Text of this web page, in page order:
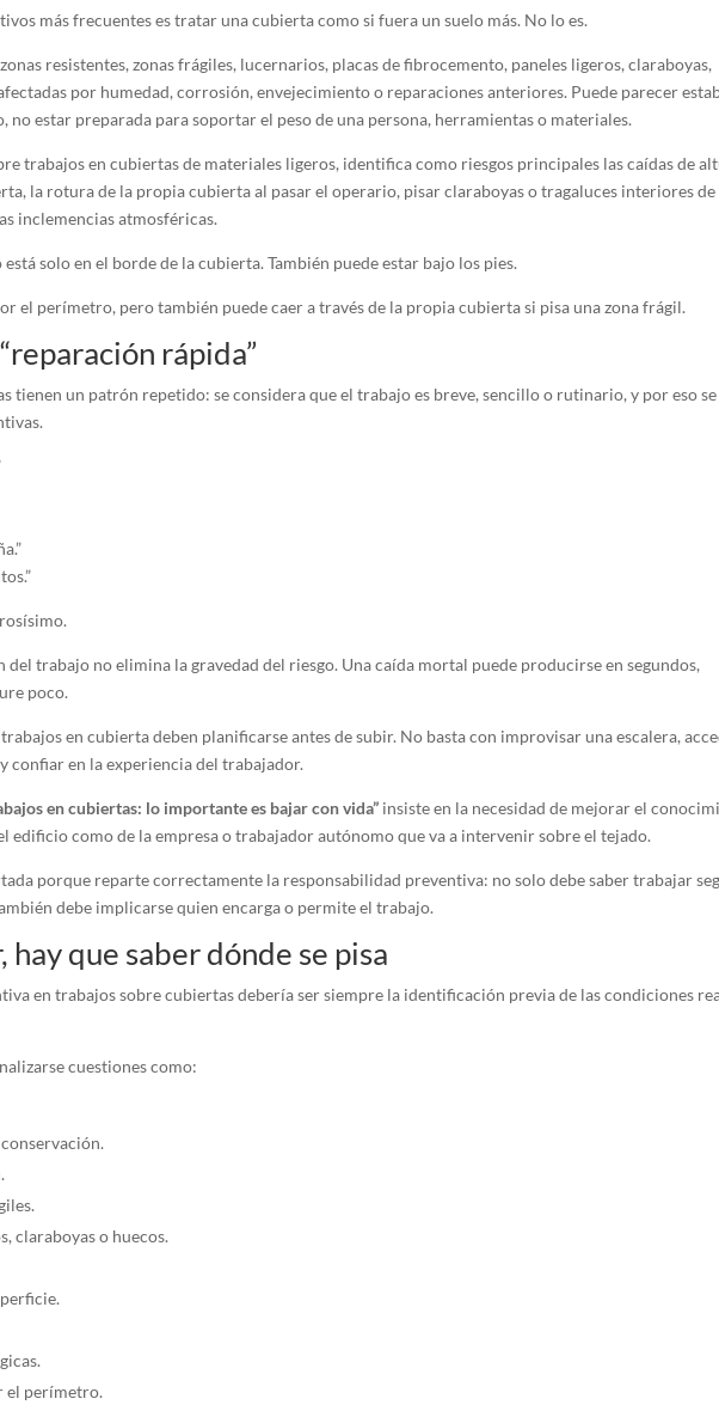
más frecuentes es tratar una cubierta como si fuera un suelo más. No lo es.
resistentes, zonas frágiles, lucernarios, placas de fibrocemento, paneles ligeros, claraboyas,
por humedad, corrosión, envejecimiento o reparaciones anteriores. Puede parecer
no estar preparada para soportar el peso de una persona, herramientas o materiales.
trabajos en cubiertas de materiales ligeros, identifica como riesgos principales las caídas de
la rotura de la propia cubierta al pasar el operario, pisar claraboyas o tragaluces interiores de
inclemencias atmosféricas.
solo en el borde de la cubierta. También puede estar bajo los pies.
el perímetro, pero también puede caer a través de la propia cubierta si pisa una zona frágil.
rápida”
tienen un patrón repetido: se considera que el trabajo es breve, sencillo o rutinario, y por eso se
del trabajo no elimina la gravedad del riesgo. Una caída mortal puede producirse en segundos,
poco.
en cubierta deben planificarse antes de subir. No basta con improvisar una escalera,
confiar en la experiencia del trabajador.
en cubiertas: lo importante es bajar con vida” insiste en la necesidad de mejorar el
edificio como de la empresa o trabajador autónomo que va a intervenir sobre el tejado.
porque reparte correctamente la responsabilidad preventiva: no solo debe saber trabajar
debe implicarse quien encarga o permite el trabajo.
hay que saber dónde se pisa
en trabajos sobre cubiertas debería ser siempre la identificación previa de las condiciones
cuestiones como:
claraboyas o huecos.
el perímetro.